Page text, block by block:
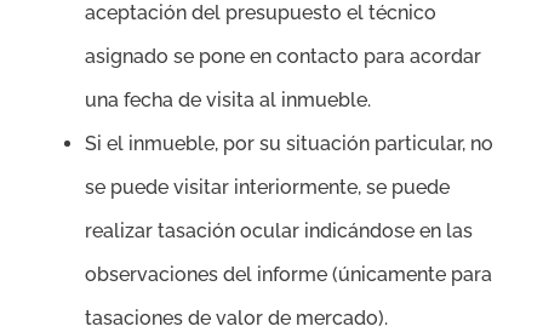
aceptación del presupuesto el técnico
asignado se pone en contacto para acordar
una fecha de visita al inmueble.
Si el inmueble, por su situación particular, no
se puede visitar interiormente, se puede
realizar tasación ocular indicándose en las
observaciones del informe (únicamente para
tasaciones de valor de mercado).